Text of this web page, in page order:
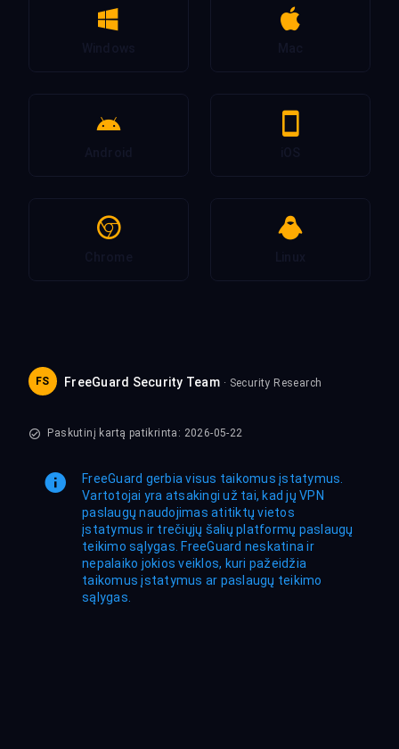
FS FreeGuard Security Team · Security Research
Paskutinį kartą patikrinta: 2026-05-22
FreeGuard gerbia visus taikomus įstatymus.
Vartotojai yra atsakingi už tai, kad jų VPN
paslaugų naudojimas atitiktų vietos
įstatymus ir trečiųjų šalių platformų paslaugų
teikimo sąlygas. FreeGuard neskatina ir
nepalaiko jokios veiklos, kuri pažeidžia
taikomus įstatymus ar paslaugų teikimo
sąlygas.